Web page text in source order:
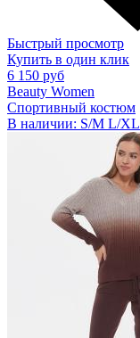
Быстрый просмотр
Купить в один клик
6 150 руб
Beauty Women
Спортивный костюм
В наличии: S/M L/XL